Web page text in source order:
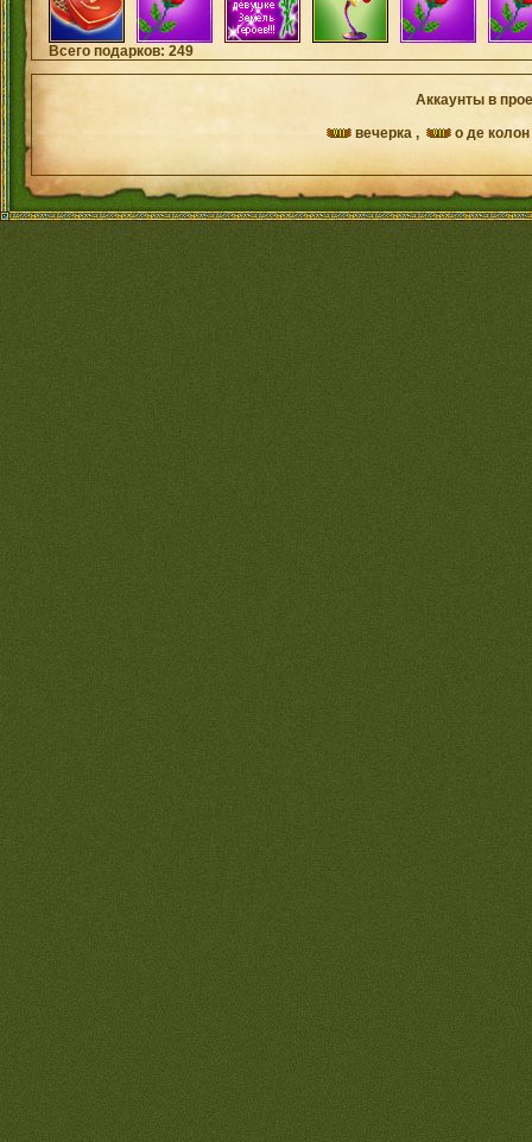
Всего подарков: 249
Аккаунты в
вечерка , о де колон